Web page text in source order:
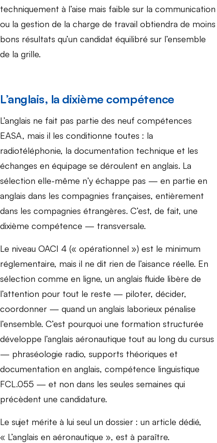
techniquement à l’aise mais faible sur la communication
ou la gestion de la charge de travail obtiendra de moins
bons résultats qu’un candidat équilibré sur l’ensemble
de la grille.
L’anglais, la dixième compétence
L’anglais ne fait pas partie des neuf compétences
EASA, mais il les conditionne toutes : la
radiotéléphonie, la documentation technique et les
échanges en équipage se déroulent en anglais. La
sélection elle-même n’y échappe pas — en partie en
anglais dans les compagnies françaises, entièrement
dans les compagnies étrangères. C’est, de fait, une
dixième compétence — transversale.
Le niveau OACI 4 (« opérationnel ») est le minimum
réglementaire, mais il ne dit rien de l’aisance réelle. En
sélection comme en ligne, un anglais fluide libère de
l’attention pour tout le reste — piloter, décider,
coordonner — quand un anglais laborieux pénalise
l’ensemble. C’est pourquoi une formation structurée
développe l’anglais aéronautique tout au long du cursus
— phraséologie radio, supports théoriques et
documentation en anglais, compétence linguistique
FCL.055 — et non dans les seules semaines qui
précèdent une candidature.
Le sujet mérite à lui seul un dossier : un article dédié,
« L’anglais en aéronautique », est à paraître.